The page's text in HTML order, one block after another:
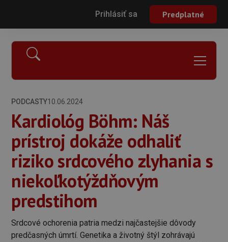
Prihlásiť sa Predplatné
PODCASTY10.06.2024
Kardiológ Böhm: Náš
prístroj dokáže odhaliť
riziko srdcového zlyhania s
niekoľkotýždňovým
predstihom
Srdcové ochorenia patria medzi najčastejšie dôvody
predčasných úmrtí. Genetika a životný štýl zohrávajú